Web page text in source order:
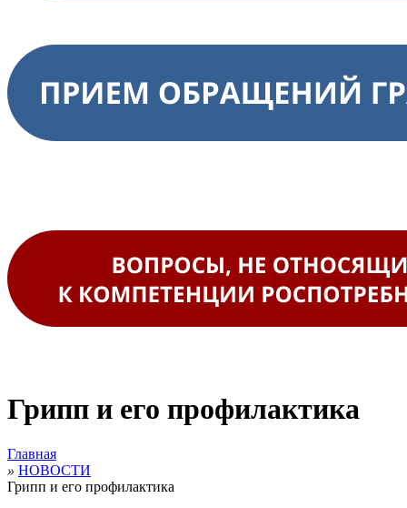
Грипп и его профилактика
Главная
» НОВОСТИ
Грипп и его профилактика